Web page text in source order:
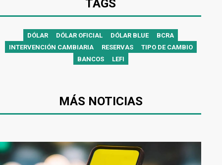
TAGS
DÓLAR DÓLAR OFICIAL DÓLAR BLUE
BCRA
INTERVENCIÓN CAMBIARIA
RESERVAS
TIPO DE CAMBIO
BANCOS
LEFI
MÁS NOTICIAS